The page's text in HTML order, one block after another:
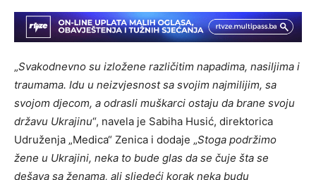
„Svakodnevno su izložene različitim napadima, nasiljima i
traumama. Idu u neizvjesnost sa svojim najmilijim, sa
svojom djecom, a odrasli muškarci ostaju da brane svoju
državu Ukrajinu“, navela je Sabiha Husić, direktorica
Udruženja „Medica“ Zenica i dodaje „Stoga podržimo
žene u Ukrajini, neka to bude glas da se čuje šta se
dešava sa ženama, ali sljedeći korak neka budu